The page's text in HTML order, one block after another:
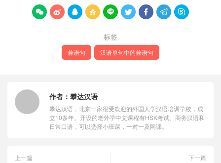
        
标签
兼语句 汉语单句中的兼语句
作者： 攀达汉语
攀达汉语，北京一家很受欢迎的外国人学汉语培训学校，成
立10多年。开设的老外学中文课程有HSK考试、商务汉语和
日常口语，可以选择小班课，一对一及网课。
上一篇
下一篇